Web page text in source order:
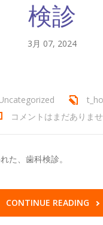
検診
3月 07, 2024
コメントはまだありま
た、歯科検診。
CONTINUE READING